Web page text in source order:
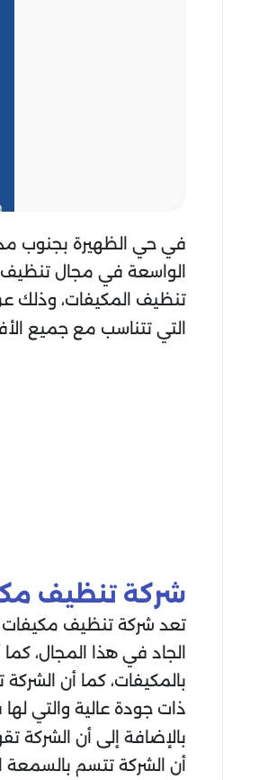
في حي الظهيرة بجنوب
الواسعة في مجال تنظيف
تنظيف المكيفات، وذلك
التي تتناسب مع جميع
شركة تنظيف
تعد شركة تنظيف مكيفات
الجاد في هذا المجال،
بالمكيفات، كما أن
ذات جودة عالية والتي
بالإضافة إلى أن الشركة
أن الشركة تتسم بالسمعة